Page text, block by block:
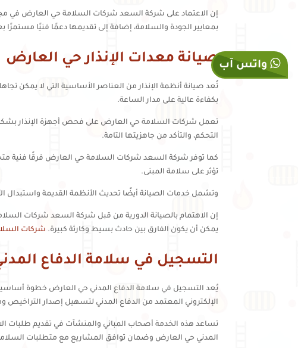
إن الاعتماد على شركة السعد شركات السلامة حي العارض في
بمعايير الجودة والسلامة، إضافة إلى تقديمها دعمًا فنيًا مستمرًا
صيانة معدات الإنذار حي العارض
تُعد صيانة أنظمة الإنذار من العناصر الأساسية التي لا يمكن
بكفاءة عالية على مدار الساعة.
تعمل شركات السلامة حي العارض على فحص أجهزة الإنذار بشكل
التحكم، والتأكد من جاهزيتها التامة.
كما توفر شركة السعد شركات السلامة حي العارض فرقًا فنية
تؤثر على سلامة المبنى.
وتشمل خدمات الصيانة أيضًا تحديث الأنظمة القديمة واستبدال
إن الاهتمام بالصيانة الدورية من قبل شركة السعد شركات
يمكن أن يكون الفارق بين حادث بسيط وكارثة كبيرة. شركات
التسجيل في سلامة الدفاع
يُعد التسجيل في سلامة الدفاع المدني حي العارض خطوة
الإلكتروني المعتمد من الدفاع المدني لتسهيل إصدار
تساعد هذه الخدمة أصحاب المباني والمنشآت في تقديم طلبات
المدني حي العارض وضمان توافق المشاريع مع متطلبات
واتس آب